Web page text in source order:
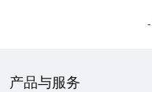
产品与服务